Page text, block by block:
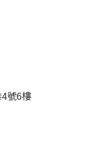
號6樓